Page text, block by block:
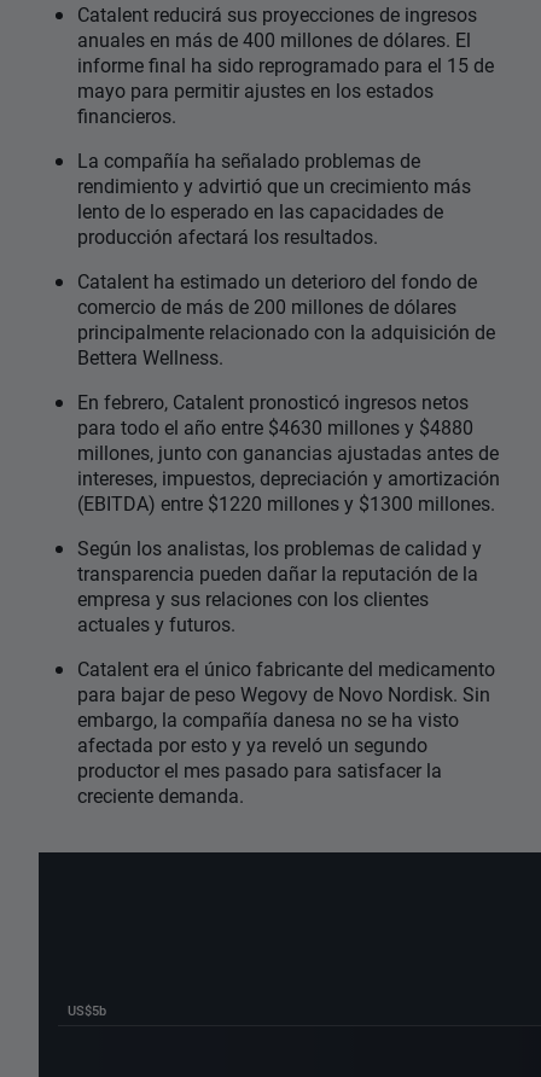
Catalent reducirá sus proyecciones de ingresos
anuales en más de 400 millones de dólares. El
informe final ha sido reprogramado para el 15 de
mayo para permitir ajustes en los estados
financieros.
La compañía ha señalado problemas de
rendimiento y advirtió que un crecimiento más
lento de lo esperado en las capacidades de
producción afectará los resultados.
Catalent ha estimado un deterioro del fondo de
comercio de más de 200 millones de dólares
principalmente relacionado con la adquisición de
Bettera Wellness.
En febrero, Catalent pronosticó ingresos netos
para todo el año entre $4630 millones y $4880
millones, junto con ganancias ajustadas antes de
intereses, impuestos, depreciación y amortización
(EBITDA) entre $1220 millones y $1300 millones.
Según los analistas, los problemas de calidad y
transparencia pueden dañar la reputación de la
empresa y sus relaciones con los clientes
actuales y futuros.
Catalent era el único fabricante del medicamento
para bajar de peso Wegovy de Novo Nordisk. Sin
embargo, la compañía danesa no se ha visto
afectada por esto y ya reveló un segundo
productor el mes pasado para satisfacer la
creciente demanda.